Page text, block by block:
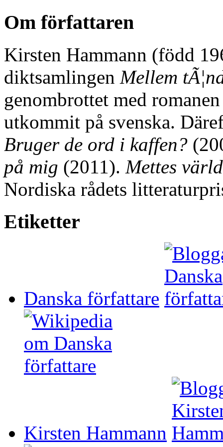
Om författaren
Kirsten Hammann (född
diktsamlingen Mellem
genombrottet med
utkommit på svenska.
Bruger de ord i kaffen?
på mig (2011). Mettes värld
Nordiska rådets
Etiketter
Danska författare
Kirsten Hammann